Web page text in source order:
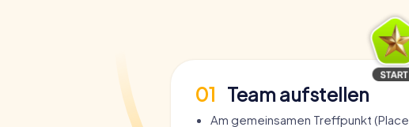
01 Team aufstellen
Am gemeinsamen Treffpunkt (Place